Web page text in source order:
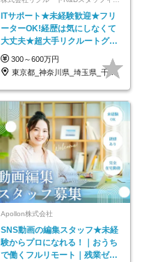
ITサポート★未経験歓迎★フリ
ーターOK!経歴は気にしなくて
大丈夫★超大手リクルートグル
ープの正社員/sg
300～600万円
東京都_神奈川県_埼玉県_千葉県_大阪府…
Apollon株式会社
SNS動画の編集スタッフ★未経
験からプロになれる！｜おうち
で働くフルリモート｜残業ゼロ